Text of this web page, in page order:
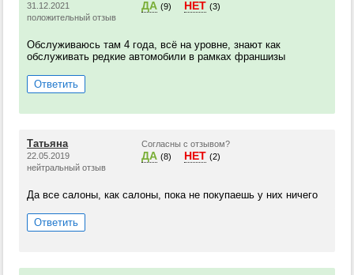
31.12.2021
положительный отзыв
ДА (9) НЕТ (3)
Обслуживаюсь там 4 года, всё на уровне, знают как
обслуживать редкие автомобили в рамках франшизы
Ответить
Татьяна
22.05.2019
нейтральный отзыв
Согласны с отзывом?
ДА (8) НЕТ (2)
Да все салоны, как салоны, пока не покупаешь у них ничего
Ответить